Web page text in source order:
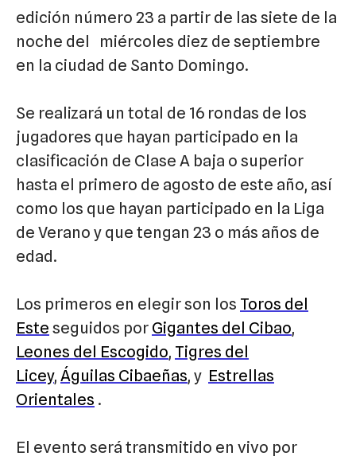
edición número 23 a partir de las siete de la
noche del miércoles diez de septiembre
en la ciudad de Santo Domingo.
Se realizará un total de 16 rondas de los
jugadores que hayan participado en la
clasificación de Clase A baja o superior
hasta el primero de agosto de este año, así
como los que hayan participado en la Liga
de Verano y que tengan 23 o más años de
edad.
Los primeros en elegir son los Toros del
Este seguidos por Gigantes del Cibao,
Leones del Escogido, Tigres del
Licey, Águilas Cibaeñas, y Estrellas
Orientales .
El evento será transmitido en vivo por